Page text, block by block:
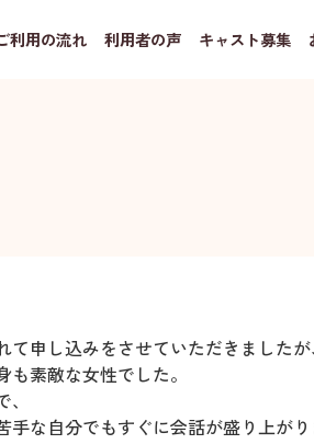
利用の流れ 利用者の声 キャスト募集
申し込みをさせていただきましたが
素敵な女性でした。
な自分でもすぐに会話が盛り上がり